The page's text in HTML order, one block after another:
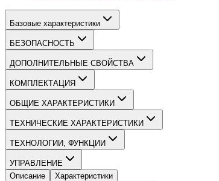
Базовые характеристики
БЕЗОПАСНОСТЬ
ДОПОЛНИТЕЛЬНЫЕ СВОЙСТВА
КОМПЛЕКТАЦИЯ
ОБЩИЕ ХАРАКТЕРИСТИКИ
ТЕХНИЧЕСКИЕ ХАРАКТЕРИСТИКИ
ТЕХНОЛОГИИ, ФУНКЦИИ
УПРАВЛЕНИЕ
Описание
Характеристики